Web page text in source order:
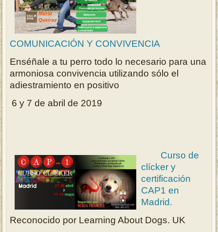
COMUNICACIÓN Y CONVIVENCIA
Enséñale a tu perro todo lo necesario para una
armoniosa convivencia utilizando sólo el
adiestramiento en positivo
6 y 7 de abril de 2019
Curso de
clícker y
certificación
CAP1 en
Madrid.
Reconocido por Learning About Dogs. UK